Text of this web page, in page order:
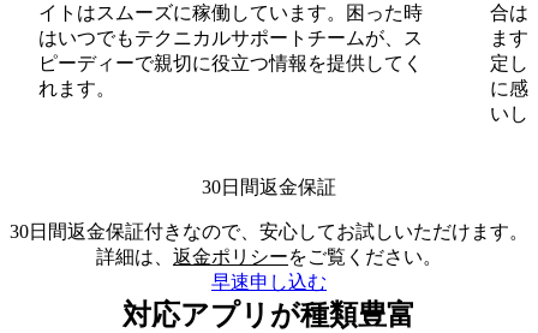
イトはスムーズに稼働しています。困った時
はいつでもテクニカルサポートチームが、ス
ピーディーで親切に役立つ情報を提供してく
れます。
合は
ます
定し
に感
いし
30日間返金保証
30日間返金保証付きなので、安心してお試しいただけます。
詳細は、 返金ポリシーをご覧ください。
早速申し込む
対応アプリが種類豊富